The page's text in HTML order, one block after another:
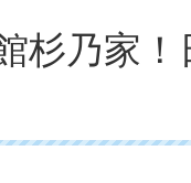
杉乃家